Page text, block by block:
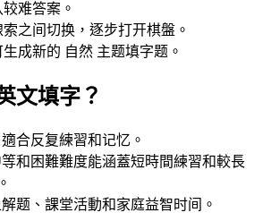
难答案。
之间切换，逐步打开棋盤。
成新的 自然 主题填字题。
文填字？
合反复練習和记忆。
和困難難度能涵蓋短時間練習和較長
题、課堂活動和家庭益智时间。